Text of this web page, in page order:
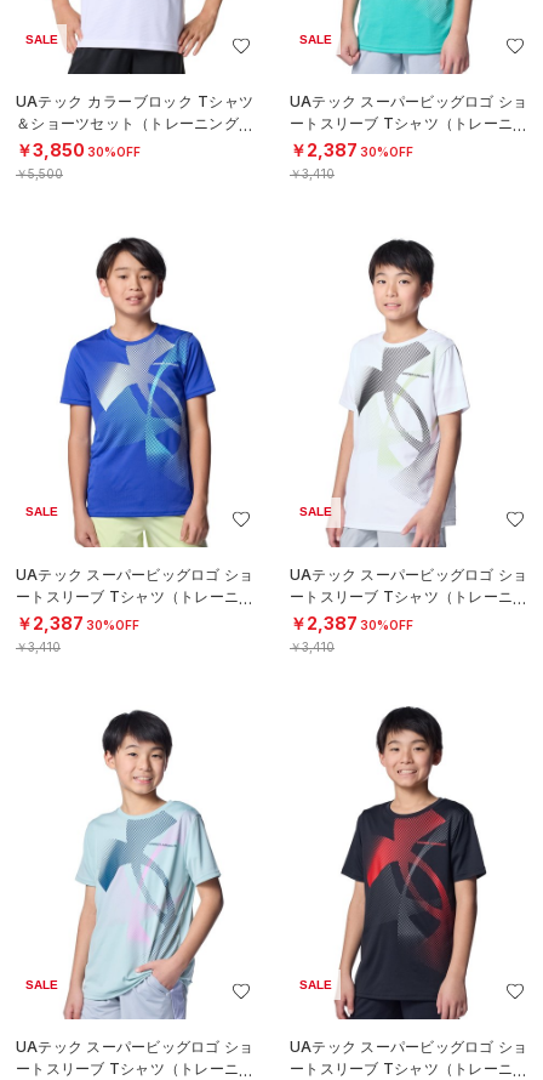
SALE
UAテック カラーブロック Tシャツ
＆ショーツセット（トレーニング/B
OYS）
￥3,850 30%OFF
￥5,500
SALE
UAテック スーパービッグロゴ ショ
ートスリーブ Tシャツ（トレーニン
グ/BOYS）
￥2,387 30%OFF
￥3,410
SALE
UAテック スーパービッグロゴ ショ
ートスリーブ Tシャツ（トレーニン
グ/BOYS）
￥2,387 30%OFF
￥3,410
SALE
UAテック スーパービッグロゴ ショ
ートスリーブ Tシャツ（トレーニン
グ/BOYS）
￥2,387 30%OFF
￥3,410
SALE
UAテック スーパービッグロゴ ショ
ートスリーブ Tシャツ（トレーニン
SALE
UAテック スーパービッグロゴ ショ
ートスリーブ Tシャツ（トレーニン